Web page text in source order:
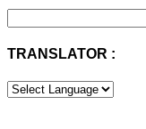
untuk:
TRANSLATOR :